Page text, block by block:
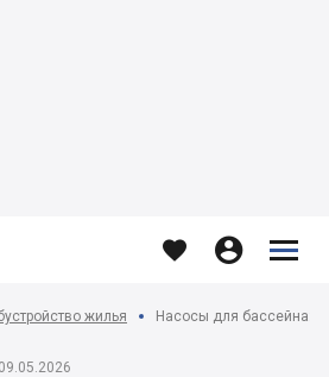
  


жилья Насосы для бассейна:
09.05.2026